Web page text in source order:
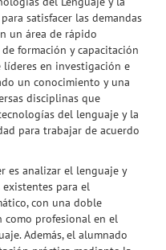
satisfacer las demandas
un área de rápido
formación y capacitación
líderes en investigación e
un conocimiento y una
disciplinas que
del lenguaje y la
para trabajar de acuerdo
es analizar el lenguaje y
existentes para el
con una doble
profesional en el
Además, el alumnado